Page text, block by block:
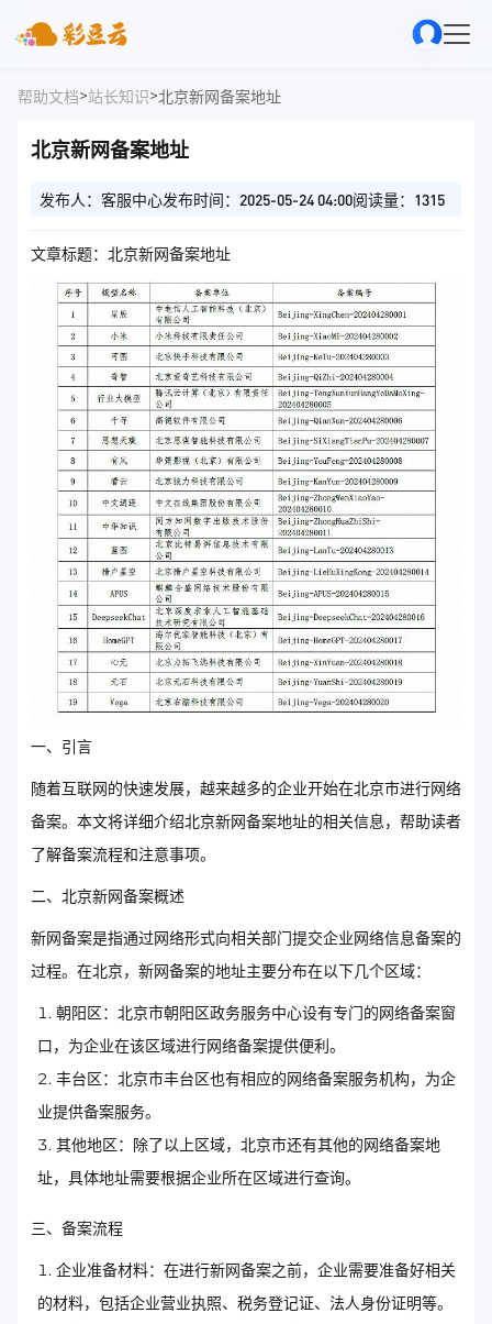
帮助文档>站长知识>北京新网备案地址
北京新网备案地址
发布人：客服中心发布时间：2025-05-24 04:00阅读量：1315
文章标题：北京新网备案地址
一、引言
随着互联网的快速发展，越来越多的企业开始在北京市进行网络
备案。本文将详细介绍北京新网备案地址的相关信息，帮助读者
了解备案流程和注意事项。
二、北京新网备案概述
新网备案是指通过网络形式向相关部门提交企业网络信息备案的
过程。在北京，新网备案的地址主要分布在以下几个区域：
朝阳区：北京市朝阳区政务服务中心设有专门的网络备案窗
口，为企业在该区域进行网络备案提供便利。
丰台区：北京市丰台区也有相应的网络备案服务机构，为企
业提供备案服务。
其他地区：除了以上区域，北京市还有其他的网络备案地
址，具体地址需要根据企业所在区域进行查询。
三、备案流程
企业准备材料：在进行新网备案之前，企业需要准备好相关
的材料，包括企业营业执照、税务登记证、法人身份证明等。